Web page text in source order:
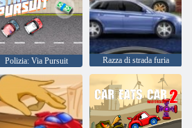
Polizia: Via Pursuit Razza di strada furia